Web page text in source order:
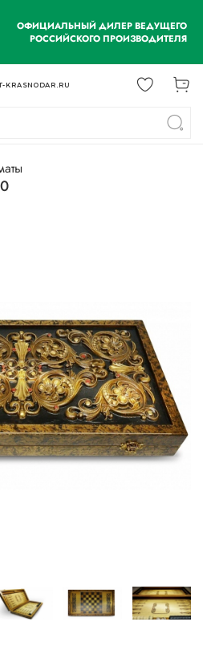
ОФИЦИАЛЬНЫЙ ДИЛЕР ВЕДУЩЕГО
РОССИЙСКОГО ПРОИЗВОДИТЕЛЯ
KRASNODAR.RU